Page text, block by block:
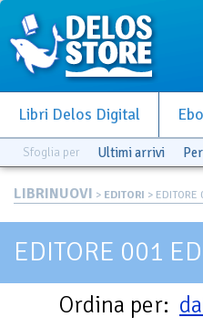
Libri Delos Digital
Sfoglia per Ultimi arrivi
LIBRINUOVI > EDITORI > EDITORE
EDITORE 001
Ordina per: